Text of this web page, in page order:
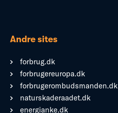
Andre sites
forbrug.dk
forbrugereuropa.dk
forbrugerombudsmanden.dk
naturskaderaadet.dk
energianke.dk